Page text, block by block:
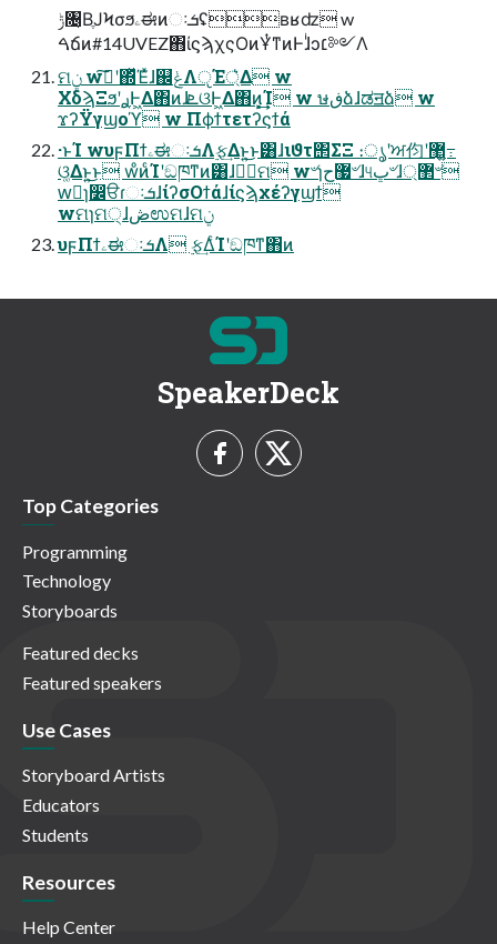
ݱ৔͔ΒֶͿϞσϧۦಈͷઃܭʢʙʁʣ w
ࠓճͷ#14UVEZ΋ίϛϡχςΟͷҰͭͳͷͰɺͥͻ׆༻Λ
ମݧ wࢼ͠ʹ΍ͬͯΈͯɺ஌ݟΛੵΈ্͛Δ w
ΧδϡΞϧʹ࣮ࢪͰ͖Δ΋ͷɺܧଓͰ͖Δ΋ͷ͕͓͢͢Ί w ษڧձɺಡॻձ w
ϫʔΫγϣοϓ w Πϕϯτετʔϛϯά
·ͱΊ wυϝΠϯۦಈઃܭΛ࣮ફ͢Δͱ͍͏͜ͱ͸ɺιϑτ΢ΣΞ ։ൃʹਅ伨ʹ޲͖߹͍
ଓ͚Δͱ͍͏͜ͱ wͦͷͨΊʹඞཁͳͷ͸ɺ৺ٕମ w৺ɿ޷ح৺ɺ୳ڀ৺ɺ޲্৺
wٕɿ෼ੳɾઃܭɺίʔσΟϯάɺίϛϡχέʔγϣϯ
wମɿମ੍ɺڞಉମɺମݧ
υϝΠϯۦಈઃܭΛ ࣮ફ͢ΔͨΊʹඞཁͳ΋ͷ
SpeakerDeck
Top Categories
Programming
Technology
Storyboards
Featured decks
Featured speakers
Use Cases
Storyboard Artists
Educators
Students
Resources
Help Center